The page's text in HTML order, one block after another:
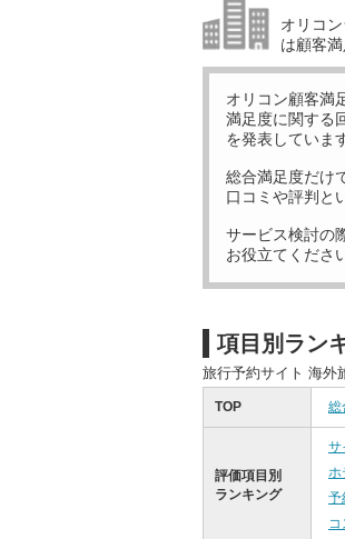
オリコ
は顧客満
オリコン顧客満
満足度に関する
を発表していま
総合満足度だけ
口コミや評判と
サービス検討の
お役立てくださ
項目別ラン
旅行予約サイト 海外
TOP 総
評価項目別
ランキング
サ
ホ
予
コ